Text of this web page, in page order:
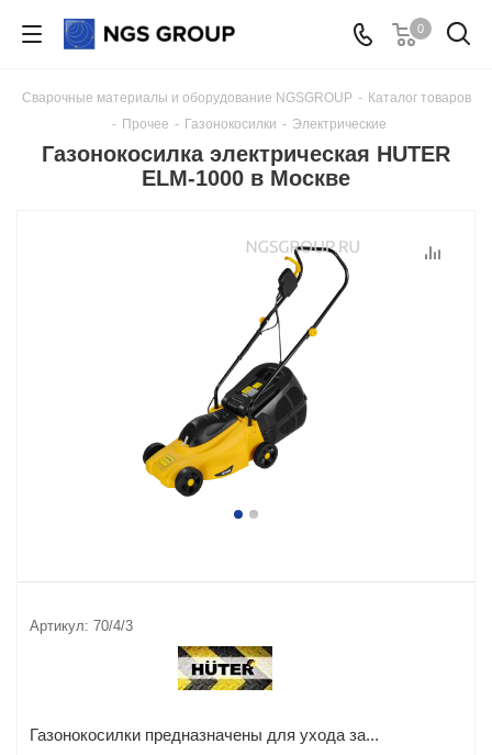
0
Сварочные материалы и оборудование NGSGROUP - Каталог товаров
- Прочее - Газонокосилки - Электрические
Газонокосилка электрическая HUTER
ELM-1000 в Москве
Артикул: 70/4/3
Газонокосилки предназначены для ухода за...